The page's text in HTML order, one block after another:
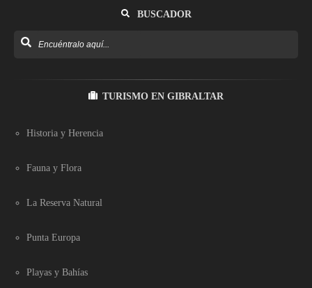
BUSCADOR
TURISMO EN GIBRALTAR
Historia y Herencia
Fauna y Flora
La Reserva Natural
Punta Europa
Playas y Bahías